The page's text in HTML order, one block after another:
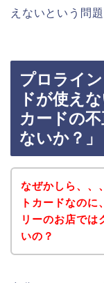
えないという問
プロライ
ドが使え
カードの
ないか？」
なぜかしら、、
トカードなのに
リーのお店では
いの？